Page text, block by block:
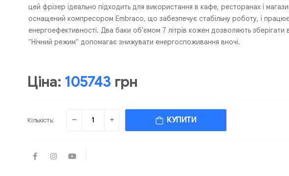
цей фрізер ідеально підходить для використання в кафе, ресторанах і
оснащений компресором Embraco, що забезпечує стабільну роботу, і
енергоефективності. Два баки об'ємом 7 літрів кожен дозволяють зберігати
"Нічний режим" допомагає знижувати енергоспоживання вночі.
Ціна: 105743 грн
Кількість: КУПИТИ